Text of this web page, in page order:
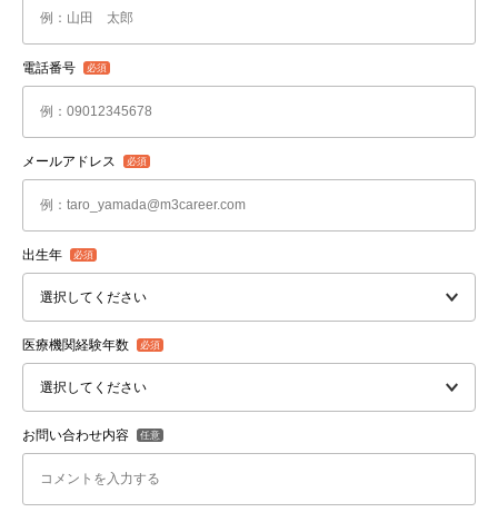
電話番号
メールアドレス
出生年
医療機関経験年数
お問い合わせ内容